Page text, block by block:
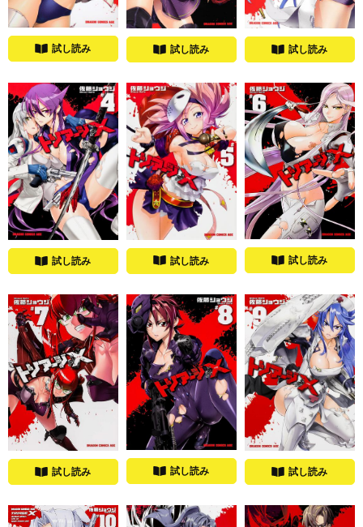
試し読み 試し読み 試し読み
試し読み 試し読み 試し読み
試し読み 試し読み 試し読み